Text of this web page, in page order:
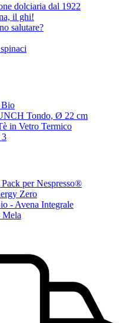
dolciaria dal 1922
il ghi!
salutare?
Bio
Tondo, Ø 22 cm
in Vetro Termico
3
per Nespresso®
Zero
- Avena Integrale
Mela